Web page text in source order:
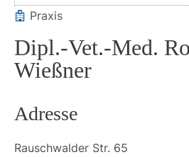
Praxis
Dipl.-Vet.-Med.
Wießner
Adresse
Rauschwalder Str. 65